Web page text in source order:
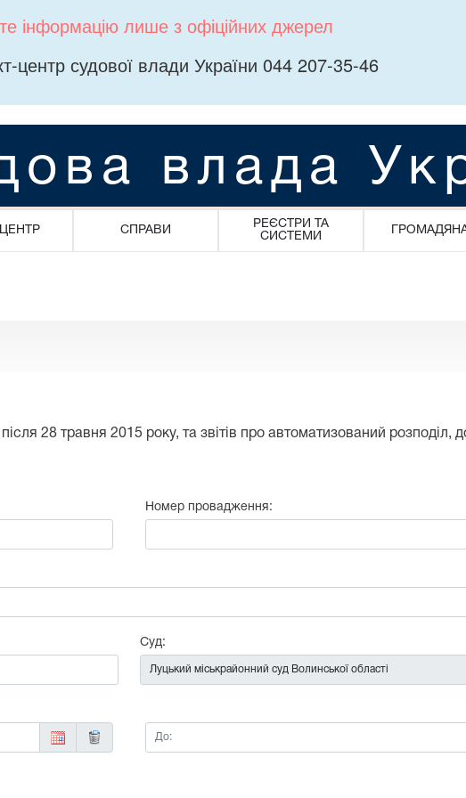
інформацію лише з офіційних джерел
центр судової влади України 044 207-35-46
влада
СПРАВИ
РЕЄСТРИ ТА
СИСТЕМИ
28 травня 2015 року, та звітів про автоматизований розподіл,
Номер провадження:
Суд:
До: